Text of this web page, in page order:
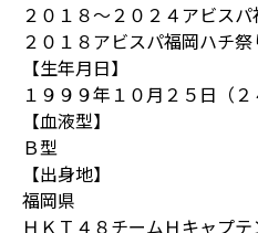
２０１８～２０２４アビス
２０１８アビスパ福岡ハチ
【生年月日】
１９９９年１０月２５日（２
【血液型】
Ｂ型
【出身地】
福岡県
ＨＫＴ４８チームＨキャプテ